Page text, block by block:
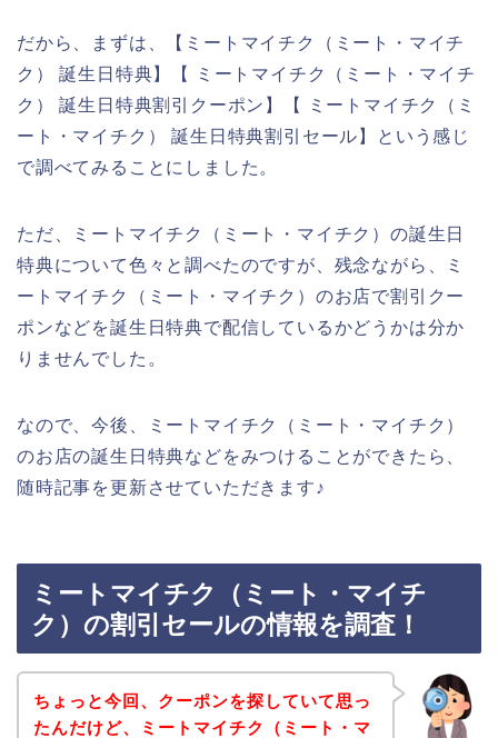
だから、まずは、【ミートマイチク（ミート・マイチ
ク） 誕生日特典】【 ミートマイチク（ミート・マイチ
ク） 誕生日特典割引クーポン】【 ミートマイチク（ミ
ート・マイチク） 誕生日特典割引セール】という感じ
で調べてみることにしました。
ただ、ミートマイチク（ミート・マイチク）の誕生日
特典について色々と調べたのですが、残念ながら、ミ
ートマイチク（ミート・マイチク）のお店で割引クー
ポンなどを誕生日特典で配信しているかどうかは分か
りませんでした。
なので、今後、ミートマイチク（ミート・マイチク）
のお店の誕生日特典などをみつけることができたら、
随時記事を更新させていただきます♪
ミートマイチク（ミート・マイチ
ク）の割引セールの情報を調査！
ちょっと今回、クーポンを探していて思っ
たんだけど、ミートマイチク（ミート・マ